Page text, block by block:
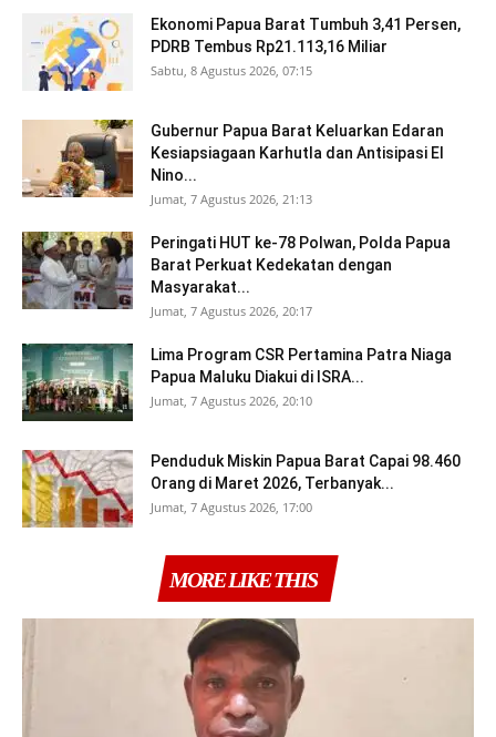
Ekonomi Papua Barat Tumbuh 3,41 Persen,
PDRB Tembus Rp21.113,16 Miliar
Sabtu, 8 Agustus 2026, 07:15
Gubernur Papua Barat Keluarkan Edaran
Kesiapsiagaan Karhutla dan Antisipasi El
Nino...
Jumat, 7 Agustus 2026, 21:13
Peringati HUT ke-78 Polwan, Polda Papua
Barat Perkuat Kedekatan dengan
Masyarakat...
Jumat, 7 Agustus 2026, 20:17
Lima Program CSR Pertamina Patra Niaga
Papua Maluku Diakui di ISRA...
Jumat, 7 Agustus 2026, 20:10
Penduduk Miskin Papua Barat Capai 98.460
Orang di Maret 2026, Terbanyak...
Jumat, 7 Agustus 2026, 17:00
MORE LIKE THIS